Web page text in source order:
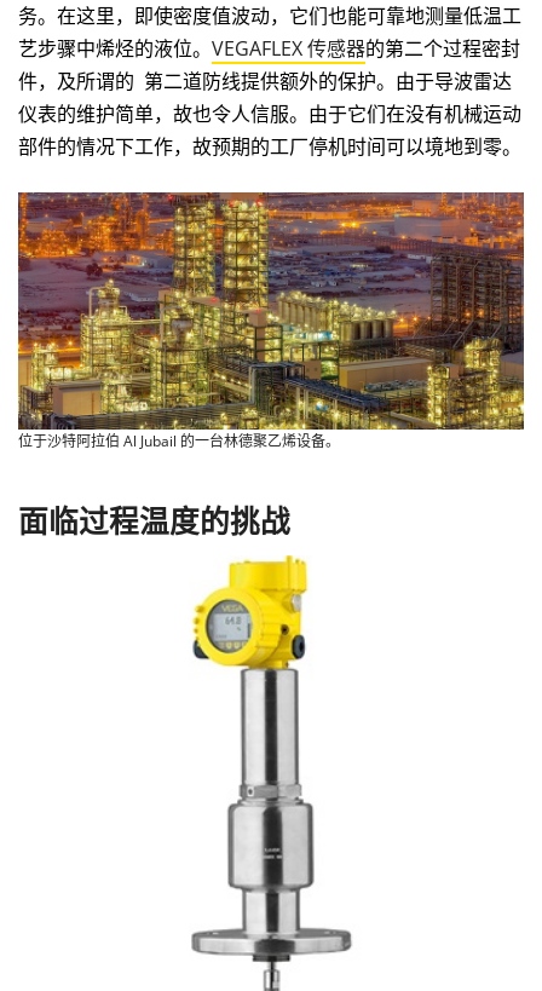
务。在这里，即使密度值波动，它们也能可靠地测量低温工
艺步骤中烯烃的液位。 VEGAFLEX 传感器的第二个过程密封
件，及所谓的 第二道防线提供额外的保护。由于导波雷达
仪表的维护简单，故也令人信服。由于它们在没有机械运动
部件的情况下工作，故预期的工厂停机时间可以境地到零。
位于沙特阿拉伯 Al Jubail 的一台林德聚乙烯设备。
面临过程温度的挑战